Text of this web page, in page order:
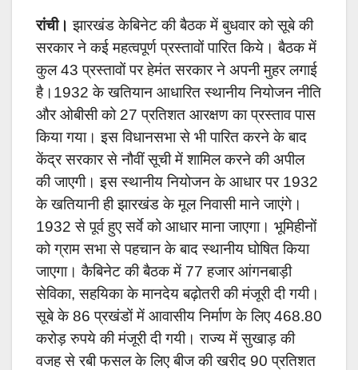
रांची। झारखंड केबिनेट की बैठक में बुधवार को सूबे की
सरकार ने कई महत्वपूर्ण प्रस्तावों पारित किये। बैठक में
कुल 43 प्रस्तावों पर हेमंत सरकार ने अपनी मुहर लगाई
है।1932 के खतियान आधारित स्थानीय नियोजन नीति
और ओबीसी को 27 प्रतिशत आरक्षण का प्रस्ताव पास
किया गया। इस विधानसभा से भी पारित करने के बाद
केंद्र सरकार से नौवीं सूची में शामिल करने की अपील
की जाएगी। इस स्थानीय नियोजन के आधार पर 1932
के खतियानी ही झारखंड के मूल निवासी माने जाएंगे।
1932 से पूर्व हुए सर्वे को आधार माना जाएगा। भूमिहीनों
को ग्राम सभा से पहचान के बाद स्थानीय घोषित किया
जाएगा। कैबिनेट की बैठक में 77 हजार आंगनबाड़ी
सेविका, सहयिका के मानदेय बढ़ोतरी की मंजूरी दी गयी।
सूबे के 86 प्रखंडों में आवासीय निर्माण के लिए 468.80
करोड़ रुपये की मंजूरी दी गयी। राज्य में सुखाड़ की
वजह से रबी फसल के लिए बीज की खरीद 90 प्रतिशत